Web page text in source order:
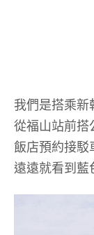
我們是搭乘新
從福山站前搭
飯店預約接駁
遠遠就看到